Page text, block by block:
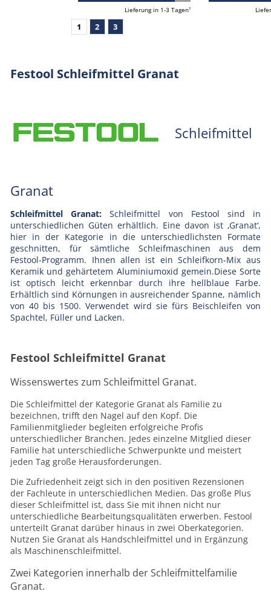
Lieferung in 1-3 Tagen¹
1 2 3
Festool Schleifmittel Granat
Schleifmittel
Granat
Schleifmittel Granat: Schleifmittel von Festool sind in
unterschiedlichen Güten erhältlich. Eine davon ist ‚Granat‘,
hier in der Kategorie in die unterschiedlichsten Formate
geschnitten, für sämtliche Schleifmaschinen aus dem
Festool-Programm. Ihnen allen ist ein Schleifkorn-Mix aus
Keramik und gehärtetem Aluminiumoxid gemein.Diese Sorte
ist optisch leicht erkennbar durch ihre hellblaue Farbe.
Erhältlich sind Körnungen in ausreichender Spanne, nämlich
von 40 bis 1500. Verwendet wird sie fürs Beischleifen von
Spachtel, Füller und Lacken.
Festool Schleifmittel Granat
Wissenswertes zum Schleifmittel Granat.
Die Schleifmittel der Kategorie Granat als Familie zu
bezeichnen, trifft den Nagel auf den Kopf. Die
Familienmitglieder begleiten erfolgreiche Profis
unterschiedlicher Branchen. Jedes einzelne Mitglied dieser
Familie hat unterschiedliche Schwerpunkte und meistert
jeden Tag große Herausforderungen.
Die Zufriedenheit zeigt sich in den positiven Rezensionen
der Fachleute in unterschiedlichen Medien. Das große Plus
dieser Schleifmittel ist, dass Sie mit ihnen nicht nur
unterschiedliche Bearbeitungsqualitäten erwerben. Festool
unterteilt Granat darüber hinaus in zwei Oberkategorien.
Nutzen Sie Granat als Handschleifmittel und in Ergänzung
als Maschinenschleifmittel.
Zwei Kategorien innerhalb der Schleifmittelfamilie
Granat.